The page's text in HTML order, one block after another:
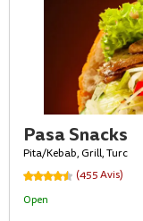
Pasa Snacks
Pita/Kebab, Grill, Turc
(455 Avis)
Open